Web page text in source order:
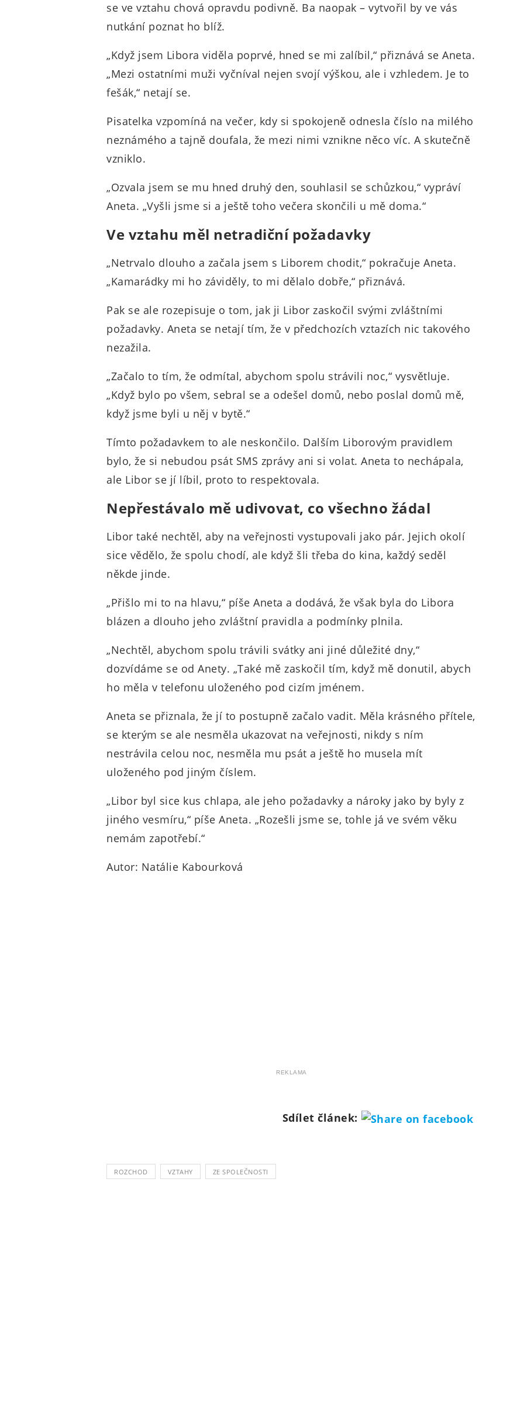
se ve vztahu chová opravdu podivně. Ba naopak – vytvořil by ve vás
nutkání poznat ho blíž.
„Když jsem Libora viděla poprvé, hned se mi zalíbil,“ přiznává se Aneta.
„Mezi ostatními muži vyčníval nejen svojí výškou, ale i vzhledem. Je to
fešák,“ netají se.
Pisatelka vzpomíná na večer, kdy si spokojeně odnesla číslo na milého
neznámého a tajně doufala, že mezi nimi vznikne něco víc. A skutečně
vzniklo.
„Ozvala jsem se mu hned druhý den, souhlasil se schůzkou,“ vypráví
Aneta. „Vyšli jsme si a ještě toho večera skončili u mě doma.“
Ve vztahu měl netradiční požadavky
„Netrvalo dlouho a začala jsem s Liborem chodit,“ pokračuje Aneta.
„Kamarádky mi ho záviděly, to mi dělalo dobře,“ přiznává.
Pak se ale rozepisuje o tom, jak ji Libor zaskočil svými zvláštními
požadavky. Aneta se netají tím, že v předchozích vztazích nic takového
nezažila.
„Začalo to tím, že odmítal, abychom spolu strávili noc,“ vysvětluje.
„Když bylo po všem, sebral se a odešel domů, nebo poslal domů mě,
když jsme byli u něj v bytě.“
Tímto požadavkem to ale neskončilo. Dalším Liborovým pravidlem
bylo, že si nebudou psát SMS zprávy ani si volat. Aneta to nechápala,
ale Libor se jí líbil, proto to respektovala.
Nepřestávalo mě udivovat, co všechno žádal
Libor také nechtěl, aby na veřejnosti vystupovali jako pár. Jejich okolí
sice vědělo, že spolu chodí, ale když šli třeba do kina, každý seděl
někde jinde.
„Přišlo mi to na hlavu,“ píše Aneta a dodává, že však byla do Libora
blázen a dlouho jeho zvláštní pravidla a podmínky plnila.
„Nechtěl, abychom spolu trávili svátky ani jiné důležité dny,“
dozvídáme se od Anety. „Také mě zaskočil tím, když mě donutil, abych
ho měla v telefonu uloženého pod cizím jménem.
Aneta se přiznala, že jí to postupně začalo vadit. Měla krásného přítele,
se kterým se ale nesměla ukazovat na veřejnosti, nikdy s ním
nestrávila celou noc, nesměla mu psát a ještě ho musela mít
uloženého pod jiným číslem.
„Libor byl sice kus chlapa, ale jeho požadavky a nároky jako by byly z
jiného vesmíru,“ píše Aneta. „Rozešli jsme se, tohle já ve svém věku
nemám zapotřebí.“
Autor: Natálie Kabourková
REKLAMA
Sdílet článek:
ROZCHOD VZTAHY ZE SPOLEČNOSTI